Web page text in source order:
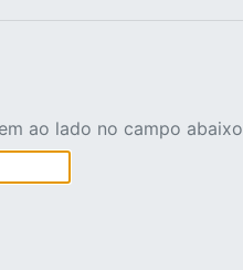
ao lado no campo abaixo